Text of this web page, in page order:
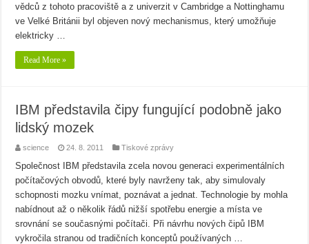
vědců z tohoto pracoviště a z univerzit v Cambridge a Nottinghamu
ve Velké Británii byl objeven nový mechanismus, který umožňuje
elektricky …
Read More »
IBM představila čipy fungující podobně jako
lidský mozek
science 24. 8. 2011 Tiskové zprávy
Společnost IBM představila zcela novou generaci experimentálních
počítačových obvodů, které byly navrženy tak, aby simulovaly
schopnosti mozku vnímat, poznávat a jednat. Technologie by mohla
nabídnout až o několik řádů nižší spotřebu energie a místa ve
srovnání se současnými počítači. Při návrhu nových čipů IBM
vykročila stranou od tradičních konceptů používaných …